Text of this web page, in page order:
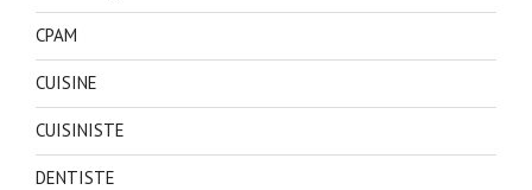
CPAM
CUISINE
CUISINISTE
DENTISTE